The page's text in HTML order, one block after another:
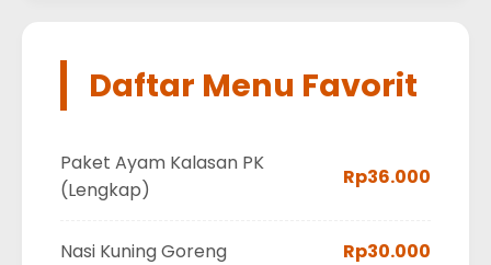
Daftar Menu Favorit
Paket Ayam Kalasan PK
(Lengkap)
Rp36.000
Nasi Kuning Goreng Rp30.000